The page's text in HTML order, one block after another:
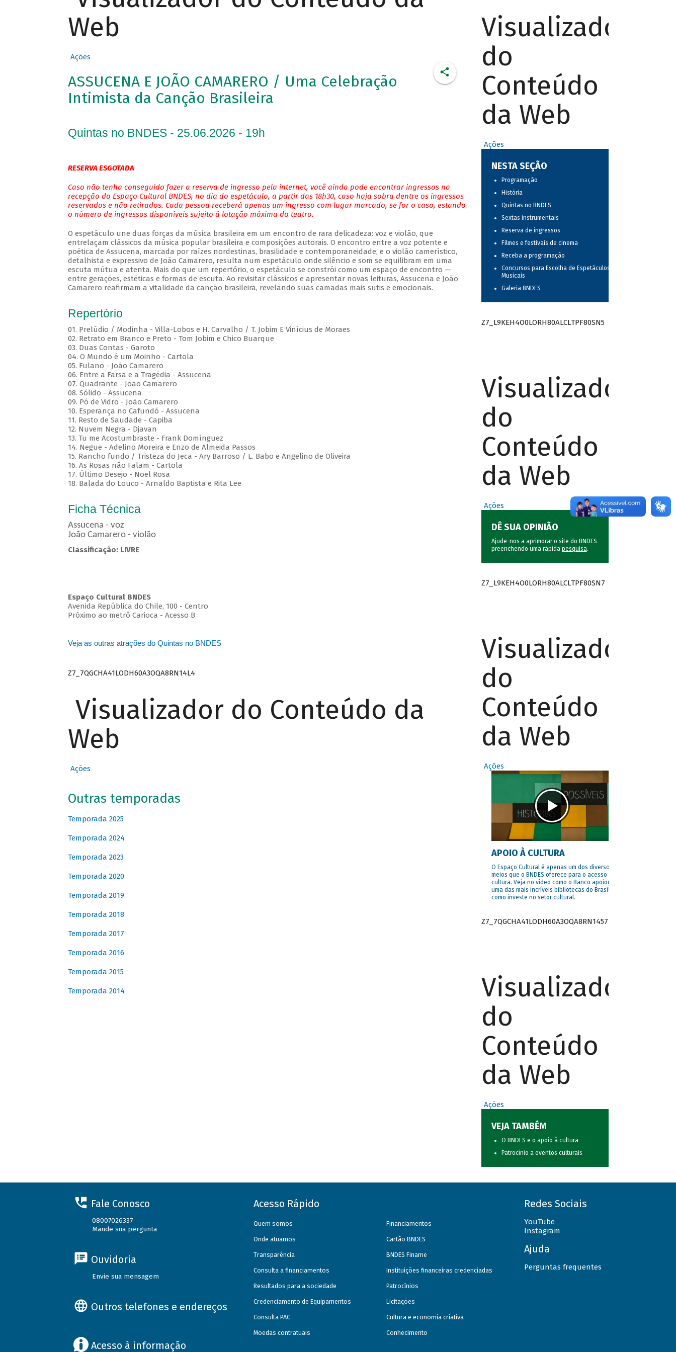
Web
Ações
ASSUCENA E JOÃO CAMARERO / Uma Celebração
Intimista da Canção Brasileira
Quintas no BNDES - 25.06.2026 - 19h
RESERVA ESGOTADA
Caso não tenha conseguido fazer a reserva de ingresso pela internet, você ainda pode encontrar ingressos na
recepção do Espaço Cultural BNDES, no dia do espetáculo, a partir das 18h30, caso haja sobra dentre os ingressos
reservados e não retirados. Cada pessoa receberá apenas um ingresso com lugar marcado, se for o caso, estando
o número de ingressos disponíveis sujeito à lotação máxima do teatro.
O espetáculo une duas forças da música brasileira em um encontro de rara delicadeza: voz e violão, que
entrelaçam clássicos da música popular brasileira e composições autorais. O encontro entre a voz potente e
poética de Assucena, marcada por raízes nordestinas, brasilidade e contemporaneidade, e o violão camerístico,
detalhista e expressivo de João Camarero, resulta num espetáculo onde silêncio e som se equilibram em uma
escuta mútua e atenta. Mais do que um repertório, o espetáculo se constrói como um espaço de encontro —
entre gerações, estéticas e formas de escuta. Ao revisitar clássicos e apresentar novas leituras, Assucena e João
Camarero reafirmam a vitalidade da canção brasileira, revelando suas camadas mais sutis e emocionais.
Repertório
01. Prelúdio / Modinha - Villa-Lobos e H. Carvalho / T. Jobim E Vinícius de Moraes
02. Retrato em Branco e Preto - Tom Jobim e Chico Buarque
03. Duas Contas - Garoto
04. O Mundo é um Moinho - Cartola
05. Fulano - João Camarero
06. Entre a Farsa e a Tragédia - Assucena
07. Quadrante - João Camarero
08. Sólido - Assucena
09. Pó de Vidro - João Camarero
10. Esperança no Cafundó - Assucena
11. Resto de Saudade - Capiba
12. Nuvem Negra - Djavan
13. Tu me Acostumbraste - Frank Domínguez
14. Negue - Adelino Moreira e Enzo de Almeida Passos
15. Rancho fundo / Tristeza do Jeca - Ary Barroso / L. Babo e Angelino de Oliveira
16. As Rosas não Falam - Cartola
17. Último Desejo - Noel Rosa
18. Balada do Louco - Arnaldo Baptista e Rita Lee
Ficha Técnica
Assucena - voz
João Camarero - violão
Classificação: LIVRE
Espaço Cultural BNDES
Avenida República do Chile, 100 - Centro
Próximo ao metrô Carioca - Acesso B
Veja as outras atrações do Quintas no BNDES
Z7_7QGCHA41LODH60A3OQA8RN14L4
Visualizador do Conteúdo da
Web
Ações
Outras temporadas
Temporada 2025
Temporada 2024
Temporada 2023
Temporada 2020
Temporada 2019
Temporada 2018
Temporada 2017
Temporada 2016
Temporada 2015
Temporada 2014
Visualizador
do
Conteúdo
da Web
Ações
NESTA SEÇÃO
Programação
História
Quintas no BNDES
Sextas instrumentais
Reserva de ingressos
Filmes e festivais de cinema
Receba a programação
Concursos para Escolha de Espetáculos
Musicais
Galeria BNDES
Z7_L9KEH4O0LORH80ALCLTPF80SN5
Visualizador
do
Conteúdo
da Web
Ações
DÊ SUA OPINIÃO
Ajude-nos a aprimorar o site do BNDES
preenchendo uma rápida pesquisa.
Z7_L9KEH4O0LORH80ALCLTPF80SN7
Visualizador
do
Conteúdo
da Web
Ações
APOIO À CULTURA
O Espaço Cultural é apenas um dos diversos
meios que o BNDES oferece para o acesso à
cultura. Veja no vídeo como o Banco apoiou
uma das mais incríveis bibliotecas do Brasil e
como investe no setor cultural.
Z7_7QGCHA41LODH60A3OQA8RN1457
Visualizador
do
Conteúdo
da Web
Ações
VEJA TAMBÉM
O BNDES e o apoio à cultura
Patrocínio a eventos culturais
Fale Conosco
08007026337
Mande sua pergunta
Ouvidoria
Envie sua mensagem
Outros telefones e endereços
Acesso à informação
Acesso Rápido
Quem somos
Onde atuamos
Transparência
Consulta a financiamentos
Resultados para a sociedade
Credenciamento de Equipamentos
Consulta PAC
Moedas contratuais
Financiamentos
Cartão BNDES
BNDES Finame
Instituições financeiras credenciadas
Patrocínios
Licitações
Cultura e economia criativa
Conhecimento
Redes Sociais
YouTube
Instagram
Ajuda
Perguntas frequentes